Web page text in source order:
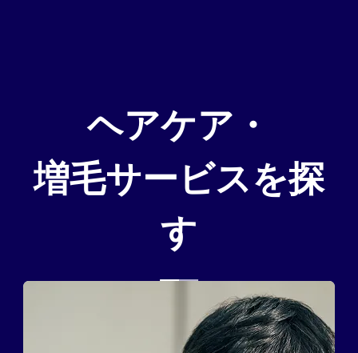
製品・サービスから探す
ウィッグ・サービス
エクステ・サービス
カット/ケア/コーティング・サービス
髪の悩みから探す
製品・サービスから探す
ウィッグ・サービス
エクステ・サービス
カット/ケア/コーティング・サービス
髪の悩みから探す
ヘアケア・
増毛サービスを探
す